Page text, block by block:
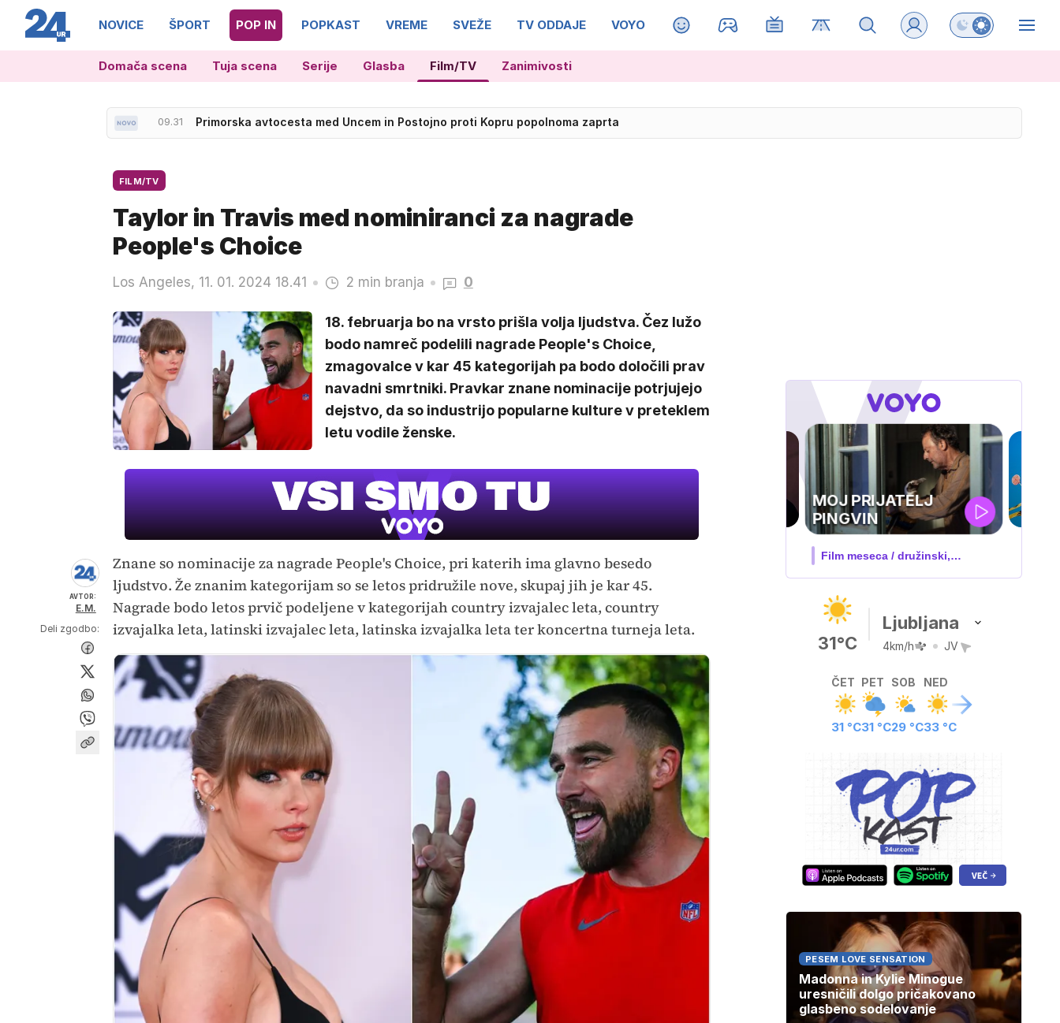
NOVICE ŠPORT POP IN POPKAST VREME SVEŽE TV ODDAJE VOYO MAGAZIN Preklopi barvni
Domača scena Tuja scena Serije Glasba Film/TV Zanimivosti
09.31 Primorska avtocesta med Uncem in Postojno proti Kopru popolnoma zaprta
FILM/TV
Taylor in Travis med nominiranci za nagrade
People's Choice
Los Angeles, 11. 01. 2024 18.41 2 min branja 0
18. februarja bo na vrsto prišla volja ljudstva. Čez lužo
bodo namreč podelili nagrade People's Choice,
zmagovalce v kar 45 kategorijah pa bodo določili prav
navadni smrtniki. Pravkar znane nominacije potrjujejo
dejstvo, da so industrijo popularne kulture v preteklem
letu vodile ženske.
AVTOR:
E.M.
Deli zgodbo:
Znane so nominacije za nagrade People's Choice, pri katerih ima glavno besedo
ljudstvo. Že znanim kategorijam so se letos pridružile nove, skupaj jih je kar 45.
Nagrade bodo letos prvič podeljene v kategorijah country izvajalec leta, country
izvajalka leta, latinski izvajalec leta, latinska izvajalka leta ter koncertna turneja leta.
IQ 160
Nova hrvaška serija
31°C
Ljubljana
4km/h JV
ČET
31 °C
PET
31 °C
SOB
29 °C
NED
33 °C
PESEM LOVE SENSATION
Madonna in Kylie Minogue
uresničili dolgo pričakovano
glasbeno sodelovanje